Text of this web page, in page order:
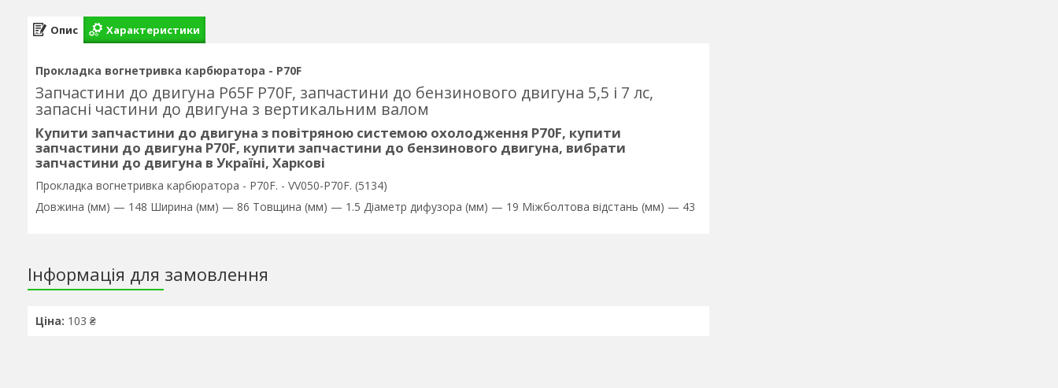
Опис Характеристики
Прокладка вогнетривка карбюратора - P70F
Запчастини до двигуна P65F P70F, запчастини до бензинового двигуна 5,5 і 7 лс,
запасні частини до двигуна з вертикальним валом
Купити запчастини до двигуна з повітряною системою охолодження P70F, купити
запчастини до двигуна P70F, купити запчастини до бензинового двигуна, вибрати
запчастини до двигуна в Україні, Харкові
Прокладка вогнетривка карбюратора - P70F. - VV050-P70F. (5134)
Довжина (мм) — 148 Ширина (мм) — 86 Товщина (мм) — 1.5 Діаметр дифузора (мм) — 19 Міжболтова відстань (мм) — 43
Інформація для замовлення
Ціна: 103 ₴